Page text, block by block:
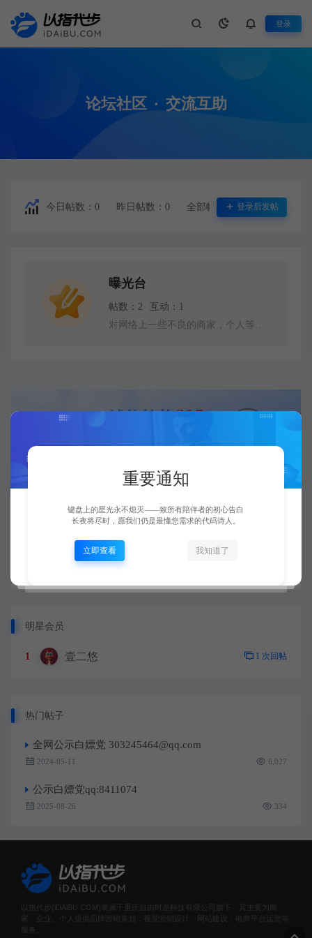
登录
论坛社区 · 交流互助
今日帖数： 0 昨日帖数：0 全部帖数：2 论坛互动：1
登录后发帖
曝光台
帖数：2
互动：1
对网络上一些不良的商家，个人等交易行为、违法、诈骗或其他行为进行公示曝光。
搜索帖子
# 白嫖党
明星会员
1 壹二悠 1 次回帖
热门帖子
全网公示白嫖党 303245464@qq.com
2024-05-11 6,027
公示白嫖党qq:8411074
2025-08-26 334
以指代步(iDAiBU.COM)隶属于重庆自由时差科技有限公司旗下，其主要为商
家、企业、个人提供品牌营销策划，视觉营销设计，网站建设，电商平台运营等
服务。
重要通知
键盘上的星光永不熄灭——致所有陪伴者的初心告白
长夜将尽时，愿我们仍是最懂您需求的代码诗人。
立即查看 我知道了